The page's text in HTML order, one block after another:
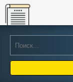
Online-